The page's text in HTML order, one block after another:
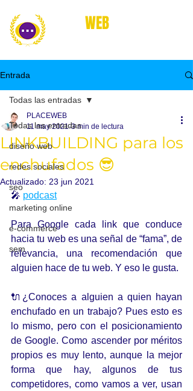
WEB
Entrada
Todas las entradas
diseño web
redes sociales
seo
marketing online
e-commerce
sem
Todas las entradas
LINKBUILDING para los
enchufados 😎
PLACEWEB
11 may 2021 3 min de lectura
Actualizado: 23 jun 2021
🎤 podcast
Para Google cada link que conduce
hacia tu web es una señal de “fama”, de
relevancia, una recomendación que
alguien hace de tu web. Y eso le gusta.
🔌¿Conoces a alguien a quien hayan
enchufado en un trabajo? Pues esto es
lo mismo, pero con el posicionamiento
de Google. Como ascender por méritos
propios es muy lento, aunque la mejor
forma que hay, algunos de tus
competidores, como vamos a ver, usan